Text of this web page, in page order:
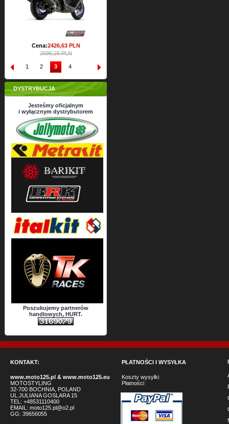
Cena:2426,63PLN
2696,26 PLN
1 2 3 4
DYSTRYBUCJA
Jesteśmy oficjalnym
i wyłącznym dystrybutorem
Poszukujemy partnerów
handlowych, HURT.
KONTAKT:
www.moto125.pl & www.moto125.eu
MOTOSTYLING
32-700 BOCHNIA, POLAND
UL.JULIANA GOSLARA 15
TEL: +48531110400
EMAIL: moto125.pl@o2.pl
GG: 39656055
PŁATNOŚCI I WYSYŁKA
Koszty wysyłki
Płatności